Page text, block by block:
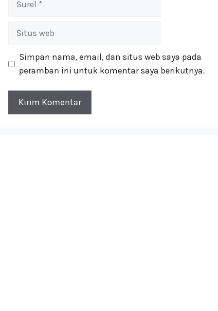
Situs
Simpan nama, email, dan situs web saya pada
peramban ini untuk komentar saya berikutnya.